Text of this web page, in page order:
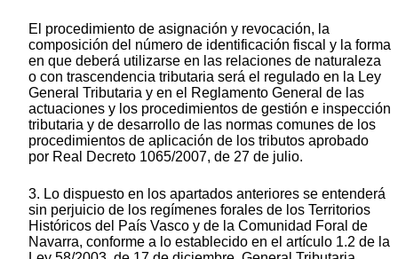
El procedimiento de asignación y revocación, la
composición del número de identificación fiscal y la forma
en que deberá utilizarse en las relaciones de naturaleza
o con trascendencia tributaria será el regulado en la Ley
General Tributaria y en el Reglamento General de las
actuaciones y los procedimientos de gestión e inspección
tributaria y de desarrollo de las normas comunes de los
procedimientos de aplicación de los tributos aprobado
por Real Decreto 1065/2007, de 27 de julio.
3. Lo dispuesto en los apartados anteriores se entenderá
sin perjuicio de los regímenes forales de los Territorios
Históricos del País Vasco y de la Comunidad Foral de
Navarra, conforme a lo establecido en el artículo 1.2 de la